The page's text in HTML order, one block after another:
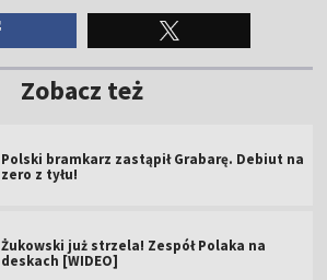
Zobacz też
Polski bramkarz zastąpił Grabarę. Debiut na
zero z tyłu!
Żukowski już strzela! Zespół Polaka na
deskach [WIDEO]